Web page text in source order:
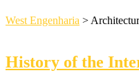
West Engenharia >
History of the